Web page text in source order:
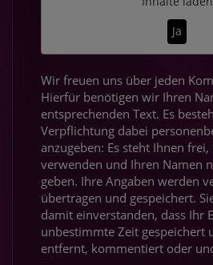
Ja
Wir freuen uns über jeden
Hierfür benötigen wir Ihren
entsprechenden Text. Es
Verpflichtung dabei
anzugeben: Es steht Ihnen
verwenden und Ihren Namen
geben. Ihre Angaben werden
übertragen und gespeichert.
damit einverstanden, dass Ihr
unbestimmte Zeit gespeichert
entfernt, kommentiert oder